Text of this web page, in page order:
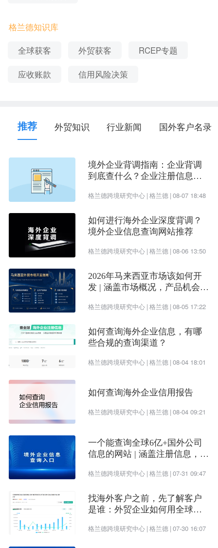
除了海关数据查询功能之外，格兰德还能为外贸人
提供多种找客户工具、客户背调
、海外市场分析、海
格兰德知识库
全球获客 外贸获客 RCEP专题
应收账款 信用风险决策
推荐 外贸知识 行业新闻 国外客户名录
境外企业背调指南：企业背调
到底查什么？企业注册信息、
次看懂
格兰德跨境研究中心 | 格兰德 | 08-07 18:48
如何进行海外企业深度背调？
境外企业信息查询网站推荐
格兰德跨境研究中心 | 格兰德 | 08-06 13:50
2026年马来西亚市场该如何开
发 | 涵盖市场概况，产品机会及
格兰德跨境研究中心 | 格兰德 | 08-05 17:22
如何查询海外企业信息，有哪
些合规的查询渠道？
格兰德跨境研究中心 | 格兰德 | 08-04 18:01
如何查询海外企业信用报告
格兰德跨境研究中心 | 格兰德 | 08-04 09:21
一个能查询全球6亿+国外公司
信息的网站 | 涵盖注册信息，股
格兰德跨境研究中心 | 格兰德 | 07-31 09:47
找海外客户之前，先了解客户
是谁：外贸企业如何用全球企
格兰德跨境研究中心 | 格兰德 | 07-30 16:07